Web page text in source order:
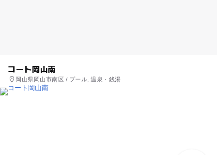
コート岡山南
岡山県岡山市南区 / プール, 温泉・銭湯